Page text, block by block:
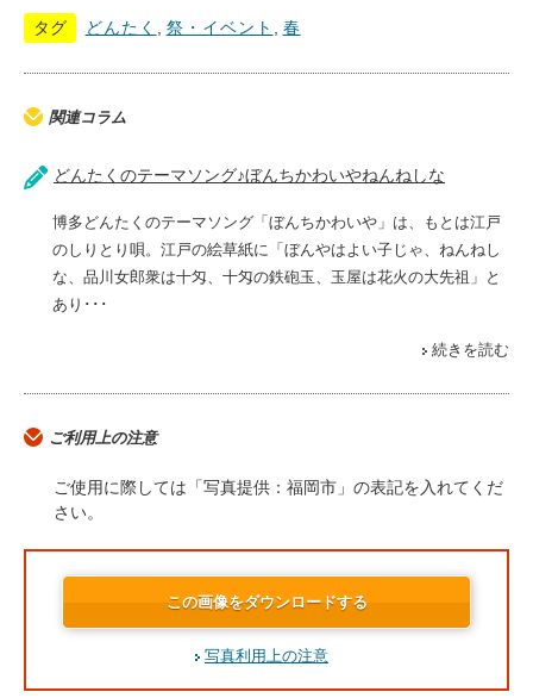
タグ どんたく 祭・イベント 春
関連コラム
どんたくのテーマソング♪ぼんちかわいやねんねしな
博多どんたくのテーマソング「ぼんちかわいや」は、もとは江戸
のしりとり唄。江戸の絵草紙に「ぼんやはよい子じゃ、ねんねし
な、品川女郎衆は十匁、十匁の鉄砲玉、玉屋は花火の大先祖」と
あり･･･
続きを読む
ご利用上の注意
ご使用に際しては「写真提供：福岡市」の表記を入れてくだ
さい。
この画像をダウンロードする
写真利用上の注意